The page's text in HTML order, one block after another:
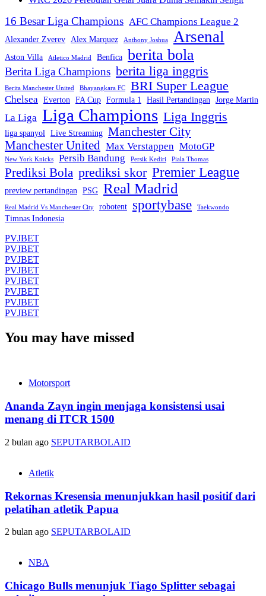
16 Besar Liga Champions AFC Champions League 2
Alexander Zverev Alex Marquez Anthony Joshua Arsenal
Aston Villa Atletico Madrid Benfica berita bola
Berita Liga Champions berita liga inggris
Berita Manchester United Bhayangkara FC BRI Super League
Chelsea Everton FA Cup Formula 1 Hasil Pertandingan Jorge Martin
La Liga Liga Champions Liga Inggris
liga spanyol Live Streaming Manchester City
Manchester United Max Verstappen MotoGP
New York Knicks Persib Bandung Persik Kediri Piala Thomas
Prediksi Bola prediksi skor Premier League
preview pertandingan PSG Real Madrid
Real Madrid Vs Manchester City robotent sportybase Taekwondo
Timnas Indonesia
PVJBET
PVJBET
PVJBET
PVJBET
PVJBET
PVJBET
PVJBET
PVJBET
You may have missed
Motorsport
Ananda Zayn ingin menjaga konsistensi usai
menang di ITCR 1500
2 bulan ago SEPUTARBOLAID
Atletik
Rekornas Kresensia menunjukkan hasil positif dari
pelatihan atletik Papua
2 bulan ago SEPUTARBOLAID
NBA
Chicago Bulls menunjuk Tiago Splitter sebagai